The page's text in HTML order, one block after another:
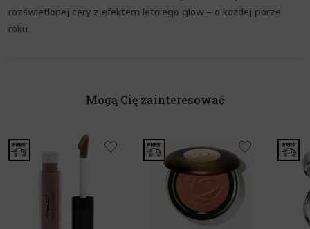
rozświetlonej cery z efektem letniego glow – o każdej porze
roku.
Mogą Cię zainteresować